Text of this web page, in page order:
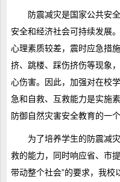
防震减灾是国家公共安
安全和经济社会可持续发展
心理素质较差，震时应急措
挤、跳楼、踩伤挤伤等现象
心伤害。因此，加强对在校
急和自救、互救能力是实施
防御自然灾害安全教育的一
为了培养学生的防震减
救的能力，同时响应省、市
带动整个社会”的要求，我